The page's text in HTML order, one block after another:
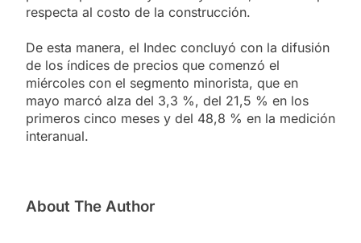
respecta al costo de la construcción.
De esta manera, el Indec concluyó con la difusión
de los índices de precios que comenzó el
miércoles con el segmento minorista, que en
mayo marcó alza del 3,3 %, del 21,5 % en los
primeros cinco meses y del 48,8 % en la medición
interanual.
About The Author